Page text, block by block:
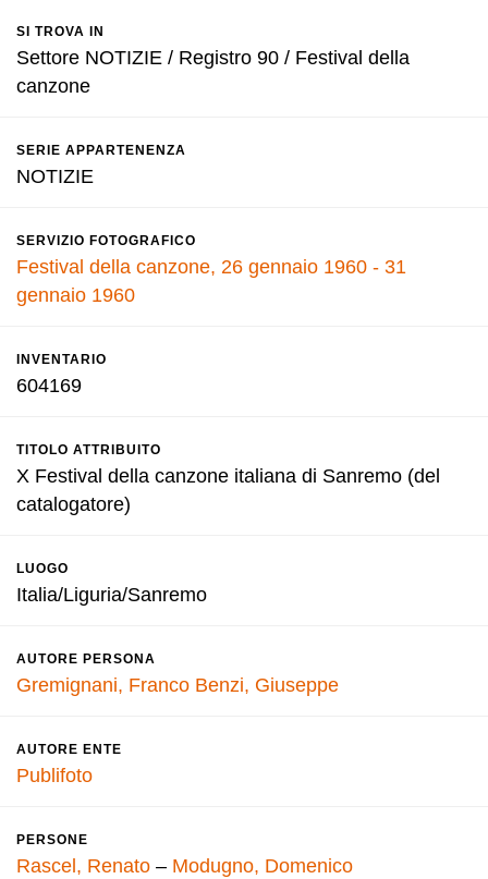
SI TROVA IN
Settore NOTIZIE / Registro 90 / Festival della
canzone
SERIE APPARTENENZA
NOTIZIE
SERVIZIO FOTOGRAFICO
Festival della canzone, 26 gennaio 1960 - 31
gennaio 1960
INVENTARIO
604169
TITOLO ATTRIBUITO
X Festival della canzone italiana di Sanremo (del
catalogatore)
LUOGO
Italia/Liguria/Sanremo
AUTORE PERSONA
Gremignani, Franco Benzi, Giuseppe
AUTORE ENTE
Publifoto
PERSONE
Rascel, Renato – Modugno, Domenico